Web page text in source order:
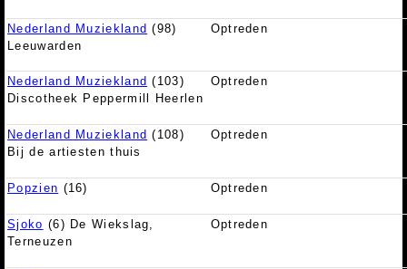
Nederland Muziekland (98)
Leeuwarden
Optreden
Nederland Muziekland (103)
Discotheek Peppermill Heerlen
Optreden
Nederland Muziekland (108)
Bij de artiesten thuis
Optreden
Popzien (16) Optreden
Sjoko (6) De Wiekslag,
Terneuzen
Optreden